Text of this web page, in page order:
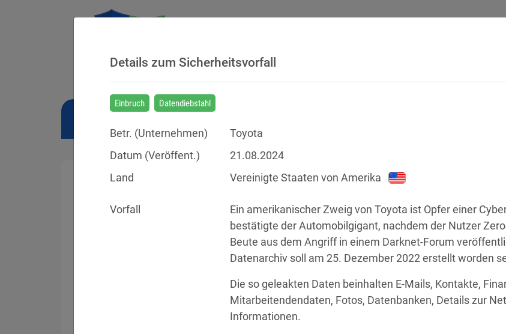
Sicherheitsvorfälle
Datenpannen, Cyber-Angriffe und Schwachstellen
Länderauswahl
Details zum Sicherheitsvorfall
Einbruch Datendiebstahl
Betr. (Unternehmen)
Toyota
Datum (Veröffent.)
21.08.2024
Land
Vereinigte Staaten von Amerika
Vorfall
Ein amerikanischer Zweig von Toyota ist Opfer einer
bestätigte der Automobilgigant, nachdem der Nutzer
Beute aus dem Angriff in einem Darknet-Forum
Datenarchiv soll am 25. Dezember 2022 erstellt worden
Die so geleakten Daten beinhalten E-Mails, Kontakte,
Mitarbeitendendaten, Fotos, Datenbanken, Details zur
Informationen.